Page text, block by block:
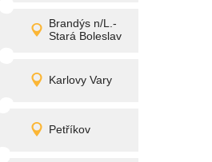
Brandýs n/L.-
Stará Boleslav
Detail
promítání
Karlovy Vary
Detail
promítání
Petříkov
Detail
promítání